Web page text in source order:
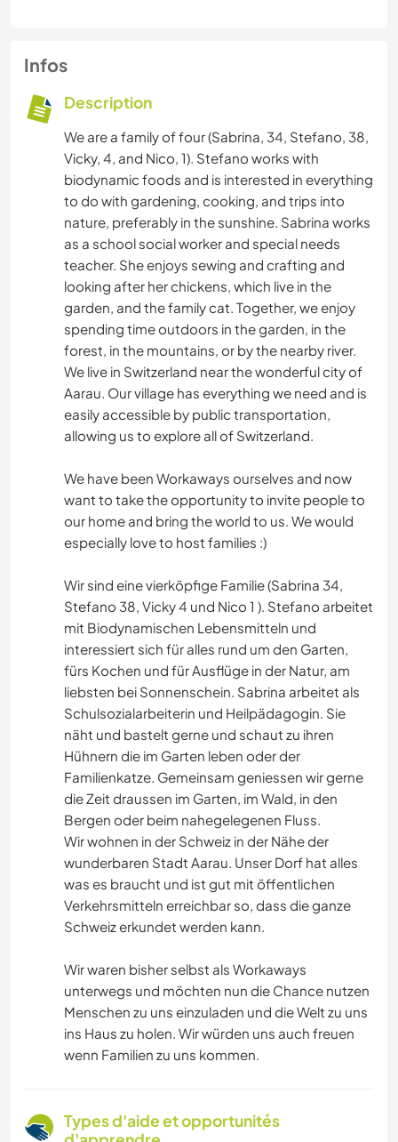
Infos
Description
We are a family of four (Sabrina, 34, Stefano, 38,
Vicky, 4, and Nico, 1). Stefano works with
biodynamic foods and is interested in everything
to do with gardening, cooking, and trips into
nature, preferably in the sunshine. Sabrina works
as a school social worker and special needs
teacher. She enjoys sewing and crafting and
looking after her chickens, which live in the
garden, and the family cat. Together, we enjoy
spending time outdoors in the garden, in the
forest, in the mountains, or by the nearby river.
We live in Switzerland near the wonderful city of
Aarau. Our village has everything we need and is
easily accessible by public transportation,
allowing us to explore all of Switzerland.
We have been Workaways ourselves and now
want to take the opportunity to invite people to
our home and bring the world to us. We would
especially love to host families :)
Wir sind eine vierköpfige Familie (Sabrina 34,
Stefano 38, Vicky 4 und Nico 1 ). Stefano arbeitet
mit Biodynamischen Lebensmitteln und
interessiert sich für alles rund um den Garten,
fürs Kochen und für Ausflüge in der Natur, am
liebsten bei Sonnenschein. Sabrina arbeitet als
Schulsozialarbeiterin und Heilpädagogin. Sie
näht und bastelt gerne und schaut zu ihren
Hühnern die im Garten leben oder der
Familienkatze. Gemeinsam geniessen wir gerne
die Zeit draussen im Garten, im Wald, in den
Bergen oder beim nahegelegenen Fluss.
Wir wohnen in der Schweiz in der Nähe der
wunderbaren Stadt Aarau. Unser Dorf hat alles
was es braucht und ist gut mit öffentlichen
Verkehrsmitteln erreichbar so, dass die ganze
Schweiz erkundet werden kann.
Wir waren bisher selbst als Workaways
unterwegs und möchten nun die Chance nutzen
Menschen zu uns einzuladen und die Welt zu uns
ins Haus zu holen. Wir würden uns auch freuen
wenn Familien zu uns kommen.
Types d'aide et opportunités